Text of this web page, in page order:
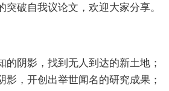
突破自我议论文，欢迎大家分享。
的阴影，找到无人到达的新土地；
影，开创出举世闻名的研究成果；